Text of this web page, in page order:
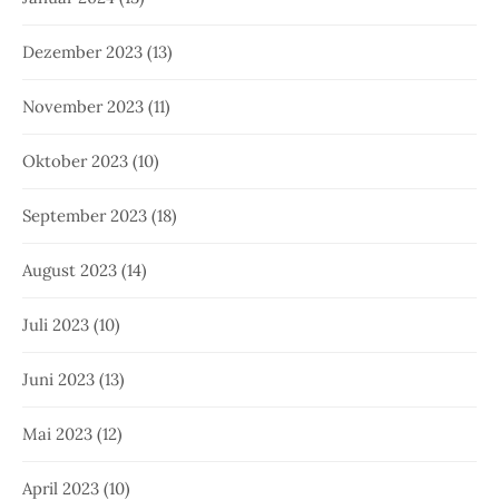
Dezember 2023 (13)
November 2023 (11)
Oktober 2023 (10)
September 2023 (18)
August 2023 (14)
Juli 2023 (10)
Juni 2023 (13)
Mai 2023 (12)
April 2023 (10)